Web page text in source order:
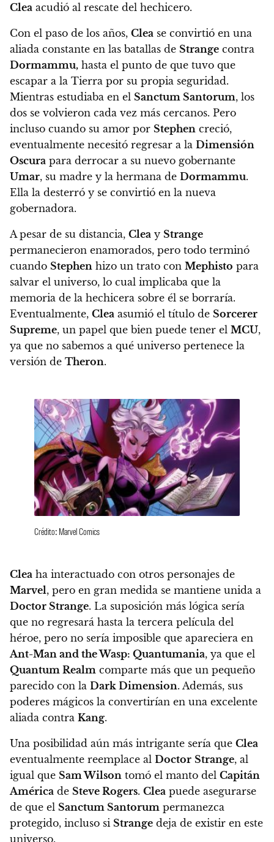
Clea acudió al rescate del hechicero.
Con el paso de los años, Clea se convirtió en una
aliada constante en las batallas de Strange contra
Dormammu, hasta el punto de que tuvo que
escapar a la Tierra por su propia seguridad.
Mientras estudiaba en el Sanctum Santorum, los
dos se volvieron cada vez más cercanos. Pero
incluso cuando su amor por Stephen creció,
eventualmente necesitó regresar a la Dimensión
Oscura para derrocar a su nuevo gobernante
Umar, su madre y la hermana de Dormammu.
Ella la desterró y se convirtió en la nueva
gobernadora.
A pesar de su distancia, Clea y Strange
permanecieron enamorados, pero todo terminó
cuando Stephen hizo un trato con Mephisto para
salvar el universo, lo cual implicaba que la
memoria de la hechicera sobre él se borraría.
Eventualmente, Clea asumió el título de Sorcerer
Supreme, un papel que bien puede tener el MCU,
ya que no sabemos a qué universo pertenece la
versión de Theron.
Crédito: Marvel Comics
Clea ha interactuado con otros personajes de
Marvel, pero en gran medida se mantiene unida a
Doctor Strange. La suposición más lógica sería
que no regresará hasta la tercera película del
héroe, pero no sería imposible que apareciera en
Ant-Man and the Wasp: Quantumania, ya que el
Quantum Realm comparte más que un pequeño
parecido con la Dark Dimension. Además, sus
poderes mágicos la convertirían en una excelente
aliada contra Kang.
Una posibilidad aún más intrigante sería que Clea
eventualmente reemplace al Doctor Strange, al
igual que Sam Wilson tomó el manto del Capitán
América de Steve Rogers. Clea puede asegurarse
de que el Sanctum Santorum permanezca
protegido, incluso si Strange deja de existir en este
universo.